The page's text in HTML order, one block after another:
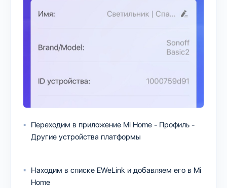
Переходим в приложение Mi Home - Профиль -
Другие устройства платформы
Находим в списке EWeLink и добавляем его в Mi
Home